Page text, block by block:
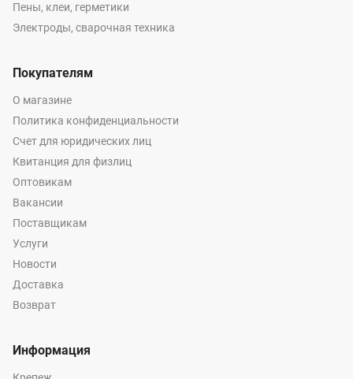
Пены, клеи, герметики
Электроды, сварочная техника
Покупателям
О магазине
Политика конфиденциальности
Счет для юридических лиц
Квитанция для физлиц
Оптовикам
Вакансии
Поставщикам
Услуги
Новости
Доставка
Возврат
Информация